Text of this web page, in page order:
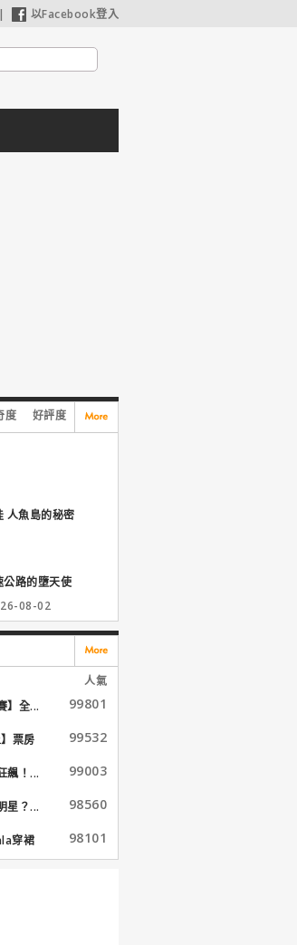
| 以Facebook登入
度 好評度
人魚島的秘密
路的墮天使
08-02
人氣
】全...
99801
票房
99532
飆！... 99003
星？... 98560
穿裙
98101